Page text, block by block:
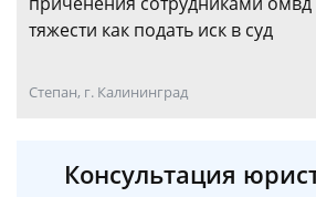
тяжести как подать иск в суд
Степан, г. Калининград
Консультация